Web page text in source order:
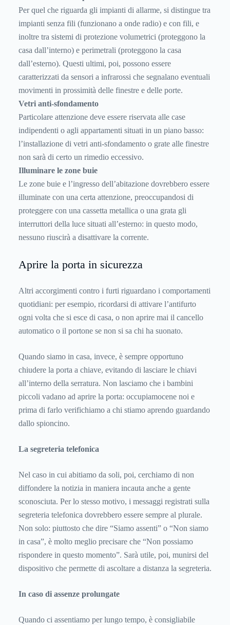
Per quel che riguarda gli impianti di allarme, si distingue tra
impianti senza fili (funzionano a onde radio) e con fili, e
inoltre tra sistemi di protezione volumetrici (proteggono la
casa dall’interno) e perimetrali (proteggono la casa
dall’esterno). Questi ultimi, poi, possono essere
caratterizzati da sensori a infrarossi che segnalano eventuali
movimenti in prossimità delle finestre e delle porte.
Vetri anti-sfondamento
Particolare attenzione deve essere riservata alle case
indipendenti o agli appartamenti situati in un piano basso:
l’installazione di vetri anti-sfondamento o grate alle finestre
non sarà di certo un rimedio eccessivo.
Illuminare le zone buie
Le zone buie e l’ingresso dell’abitazione dovrebbero essere
illuminate con una certa attenzione, preoccupandosi di
proteggere con una cassetta metallica o una grata gli
interruttori della luce situati all’esterno: in questo modo,
nessuno riuscirà a disattivare la corrente.
Aprire la porta in sicurezza
Altri accorgimenti contro i furti riguardano i comportamenti
quotidiani: per esempio, ricordarsi di attivare l’antifurto
ogni volta che si esce di casa, o non aprire mai il cancello
automatico o il portone se non si sa chi ha suonato.
Quando siamo in casa, invece, è sempre opportuno
chiudere la porta a chiave, evitando di lasciare le chiavi
all’interno della serratura. Non lasciamo che i bambini
piccoli vadano ad aprire la porta: occupiamocene noi e
prima di farlo verifichiamo a chi stiamo aprendo guardando
dallo spioncino.
La segreteria telefonica
Nel caso in cui abitiamo da soli, poi, cerchiamo di non
diffondere la notizia in maniera incauta anche a gente
sconosciuta. Per lo stesso motivo, i messaggi registrati sulla
segreteria telefonica dovrebbero essere sempre al plurale.
Non solo: piuttosto che dire “Siamo assenti” o “Non siamo
in casa”, è molto meglio precisare che “Non possiamo
rispondere in questo momento”. Sarà utile, poi, munirsi del
dispositivo che permette di ascoltare a distanza la segreteria.
In caso di assenze prolungate
Quando ci assentiamo per lungo tempo, è consigliabile